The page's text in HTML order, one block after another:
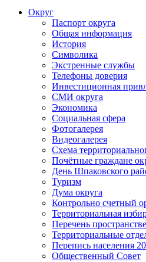
Округ
Паспорт округа
Общая информация
История
Символика
Экстренные службы
Телефоны доверия
Инвестиционная
СМИ округа
Экономика
Социальная сфера
Фотогалерея
Видеогалерея
Схема
Почётные граждане
День Шпаковского
Туризм
Дума округа
Контрольно счетный
Территориальная
Перечень
Территориальные
Перепись населения
Общественный Совет